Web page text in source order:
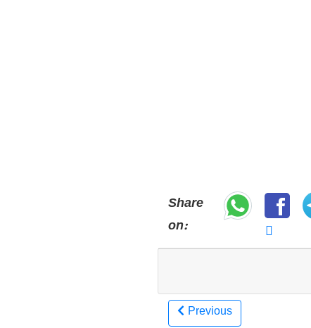
Share
on:
Previous